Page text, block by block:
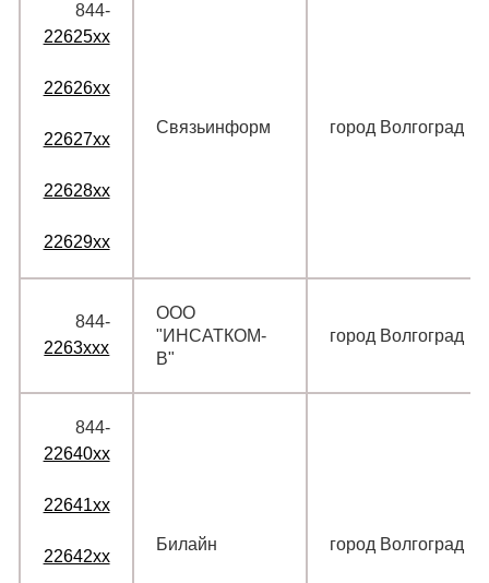
844‑
22625xx
22626xx
22627xx
22628xx
22629xx
Связьинформ город Волгоград
844‑
2263xxx
ООО
"ИНСАТКОМ-
В"
город Волгоград
844‑
22640xx
22641xx
22642xx
Билайн город Волгоград